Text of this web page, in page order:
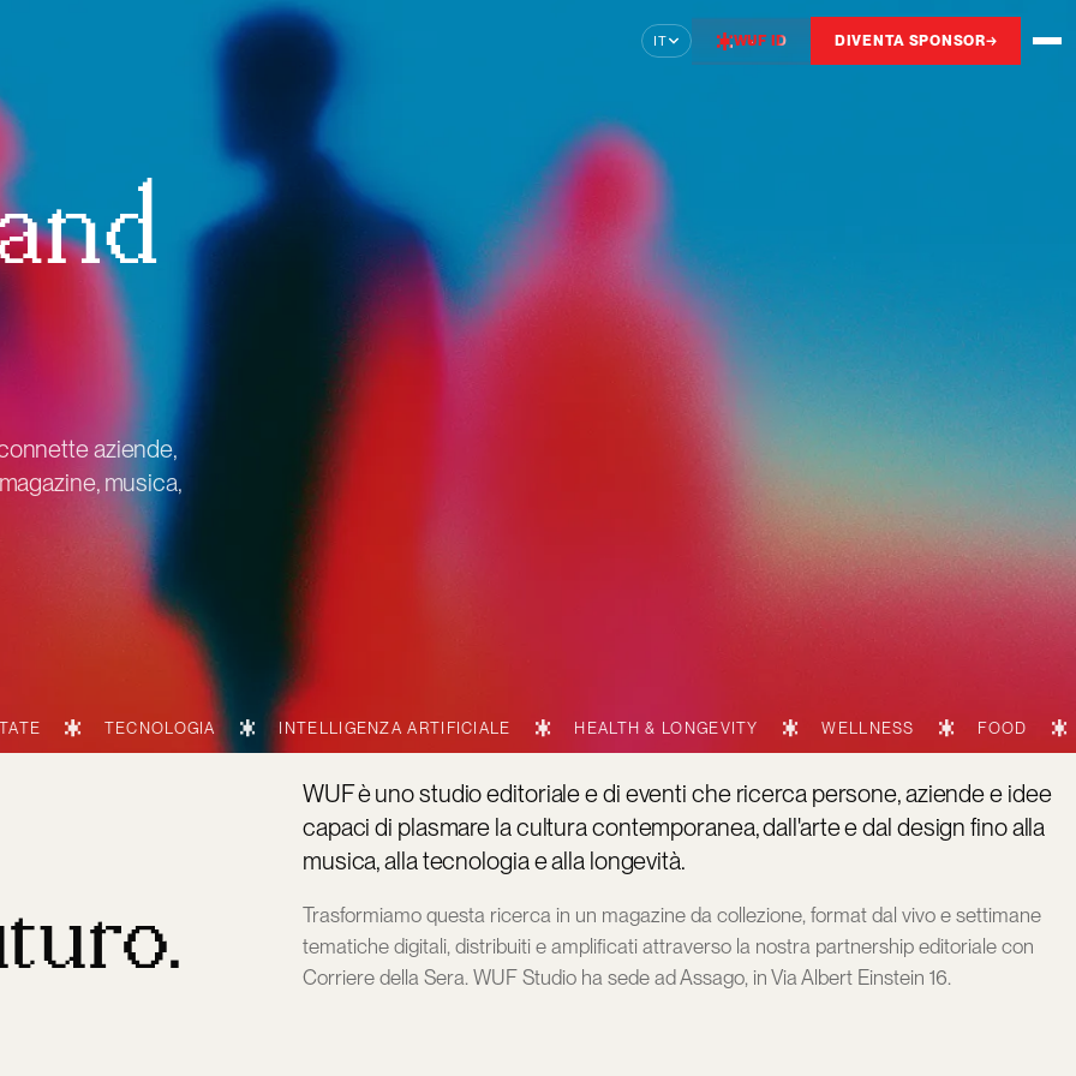
IT WUF ID DIVENTA SPONSOR→
aziende,
musica,
INTELLIGENZA ARTIFICIALE HEALTH & LONGEVITY WELLNESS FOOD BEAUTY
WUF è uno studio editoriale e di eventi che ricerca persone, aziende e idee
capaci di plasmare la cultura contemporanea, dall'arte e dal design fino alla
musica, alla tecnologia e alla longevità.
Trasformiamo questa ricerca in un magazine da collezione, format dal vivo e settimane
tematiche digitali, distribuiti e amplificati attraverso la nostra partnership editoriale con
Corriere della Sera. WUF Studio ha sede ad Assago, in Via Albert Einstein 16.